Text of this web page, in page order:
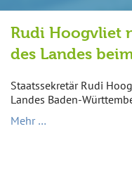
Rudi Hoogvliet
des Landes
Staatssekretär Rudi
Landes Baden-
Mehr …